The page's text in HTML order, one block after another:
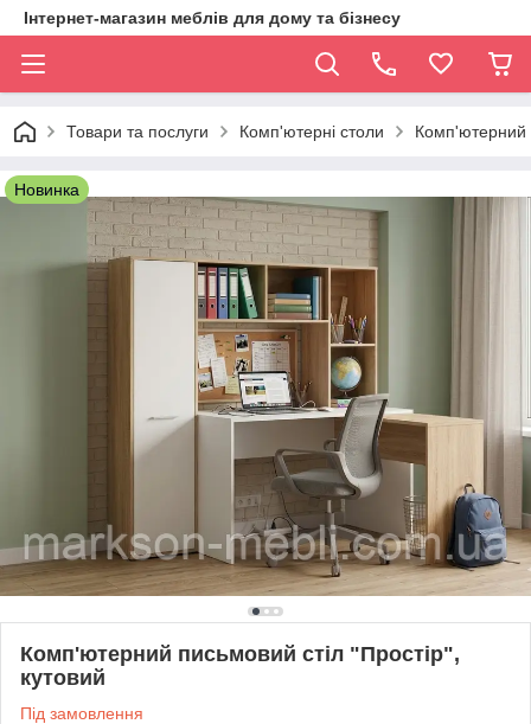
Інтернет-магазин меблів для дому та бізнесу
Товари та послуги Комп'ютерні столи Комп'ютерний
Новинка
Комп'ютерний письмовий стіл "Простір",
кутовий
Під замовлення